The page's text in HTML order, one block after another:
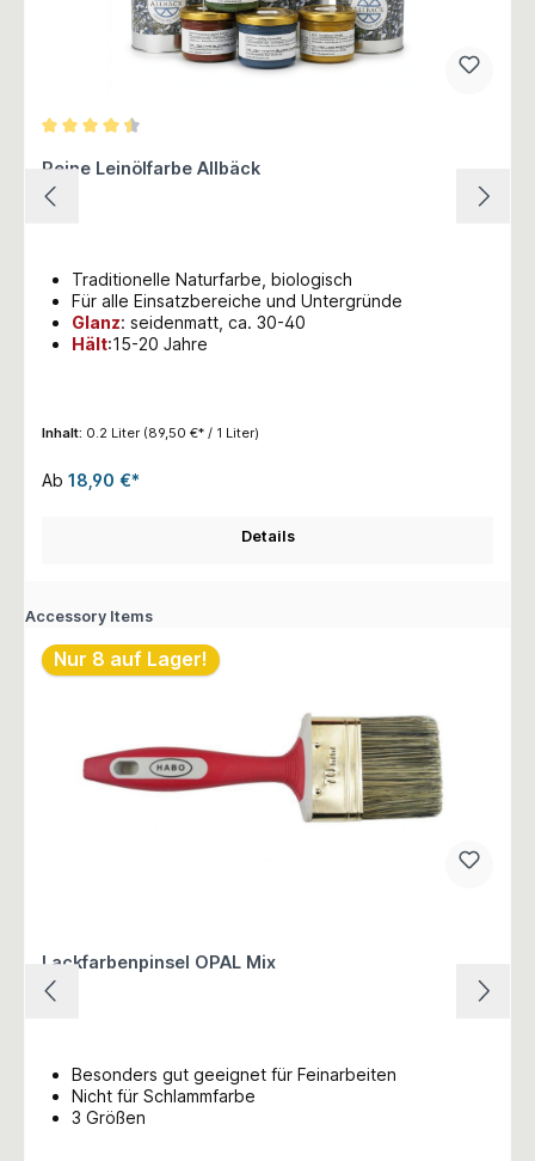
Reine Leinölfarbe Allbäck
Traditionelle Naturfarbe, biologisch
Für alle Einsatzbereiche und Untergründe
Glanz: seidenmatt, ca. 30-40
Hält:15-20 Jahre
Inhalt: 0.2 Liter (89,50 €* / 1 Liter)
Ab 18,90 €*
Details
Accessory Items
Nur 8 auf Lager!
Lackfarbenpinsel OPAL Mix
Besonders gut geeignet für Feinarbeiten
Nicht für Schlammfarbe
3 Größen